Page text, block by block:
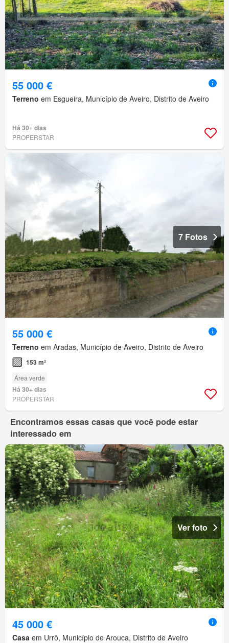
55 000 €
Terreno em Esgueira, Município de Aveiro, Distrito de Aveiro
Há 30+ dias
PROPERSTAR
7 Fotos
55 000 €
Terreno em Aradas, Município de Aveiro, Distrito de Aveiro
153 m²
Área verde
Há 30+ dias
PROPERSTAR
Encontramos essas casas que você pode estar
interessado em
Ver foto
45 000 €
Casa em Urrô, Município de Arouca, Distrito de Aveiro